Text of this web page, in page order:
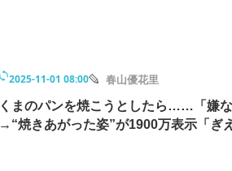
2025-11-01 08:00 春山優花里
くまのパンを焼こうとしたら……「嫌な
→“焼きあがった姿”が1900万表示「ぎ